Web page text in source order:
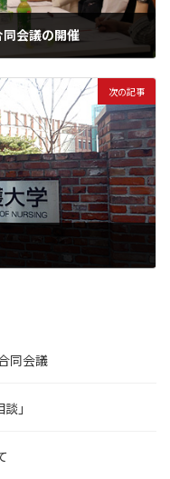
会議の開催
次の記事
同会議
」